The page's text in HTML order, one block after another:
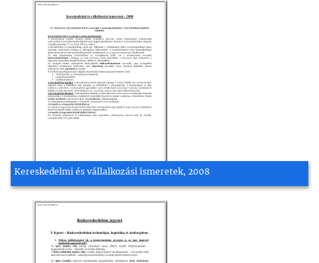
Kereskedelmi és vállalkozási ismeretek, 2008